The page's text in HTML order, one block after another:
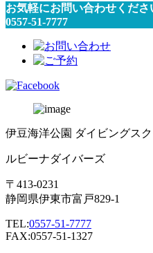
お気軽にお問い合わせくださ
0557-51-7777
伊豆海洋公園 ダイビングス
ルビーナダイバーズ
〒413-0231
静岡県伊東市富戸829-1
TEL:0557-51-7777
FAX:0557-51-1327